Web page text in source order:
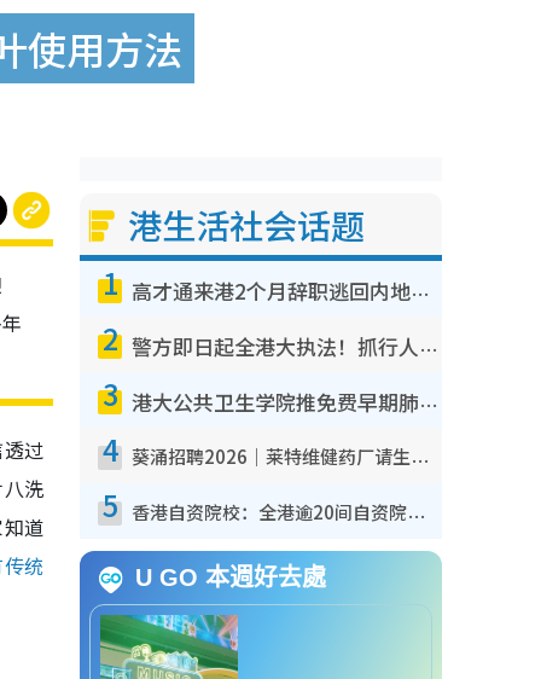
使用方法
过
洗
道
统
港生活社会话题
1 高才通来港2个月辞职逃回内地！控诉港企3宗罪，叹微管理极窒息
2 警方即日起全港大执法！抓行人乱过马路+司机不专注驾驶！乱过马路罚$2000
3 港大公共卫生学院推免费早期肺癌筛查！合资格人士将获全额资助定期血液化验/电脑断层扫描/风险评估
4 葵涌招聘2026｜莱特维健药厂请生产操作员！月薪高达$1.7万 冷气厂房/五天工作/保障双粮
5 香港自资院校：全港逾20间自资院校课程报名攻略 留位费可退/申请日期/报名链接
U GO 本週好去處